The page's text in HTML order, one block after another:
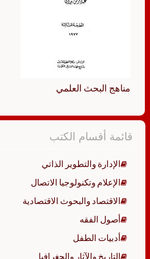
مناهج البحث العلمي
قائمة أقسام الكتب
الإدارة والتطوير الذاتي
الإعلام وتكنولوجيا الاتصال
الاقتصاد والبحوث الاقتصادية
أصول الفقه
أدبيات الطفل
التاريخ والآثار والجغرافيا